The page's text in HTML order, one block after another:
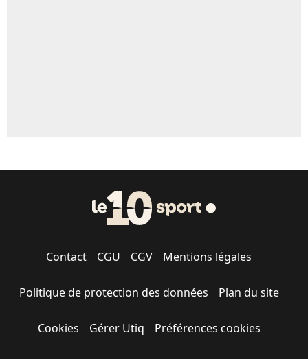
Contact CGU CGV Mentions légales
Politique de protection des données Plan du site
Cookies Gérer Utiq Préférences cookies